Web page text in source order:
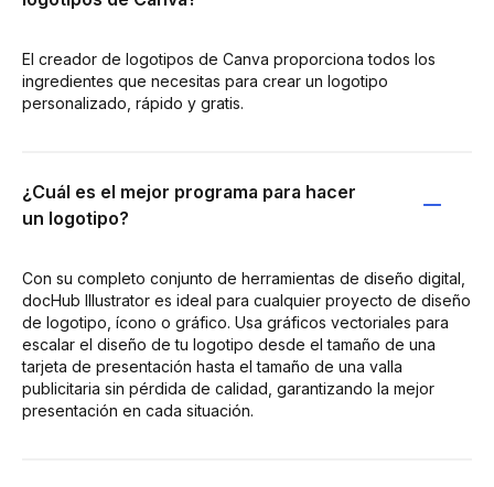
El creador de logotipos de Canva proporciona todos los
ingredientes que necesitas para crear un logotipo
personalizado, rápido y gratis.
¿Cuál es el mejor programa para hacer
un logotipo?
Con su completo conjunto de herramientas de diseño digital,
docHub Illustrator es ideal para cualquier proyecto de diseño
de logotipo, ícono o gráfico. Usa gráficos vectoriales para
escalar el diseño de tu logotipo desde el tamaño de una
tarjeta de presentación hasta el tamaño de una valla
publicitaria sin pérdida de calidad, garantizando la mejor
presentación en cada situación.